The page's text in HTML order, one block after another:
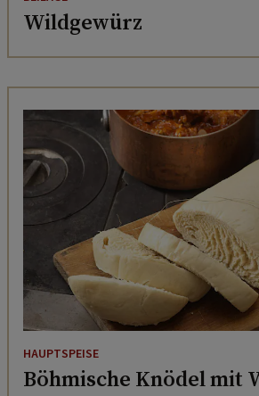
Wildgewürz
HAUPTSPEISE
Böhmische Knödel mit